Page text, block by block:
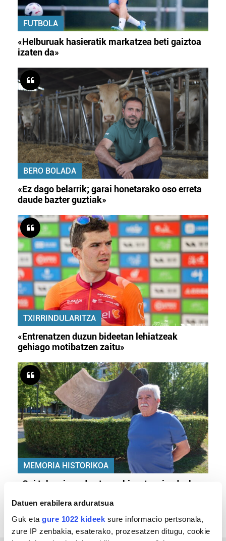
Datuen erabilera arduratsua
Guk eta gure 1022 kideek sure informacio pertsonala,
zure IP zenbakia, esaterako, prozesatzen ditugu, cookie
FUTBOLA
«Helburuak hasieratik markatzea beti gaiztoa
izaten da»
BERO BOLADA
«Ez dago belarrik; garai honetarako oso erreta
daude bazter guztiak»
TXIRRINDULARITZA
«Entrenatzen duzun bideetan lehiatzeak
gehiago motibatzen zaitu»
MEMORIA HISTORIKOA
«Gai tabua izan da etxe gehienetan, jendeak